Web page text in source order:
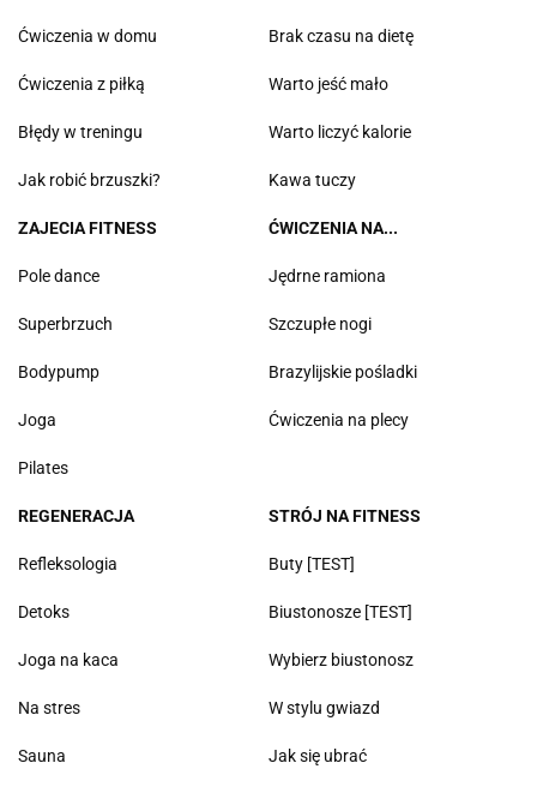
Ćwiczenia w domu
Ćwiczenia z piłką
Błędy w treningu
Jak robić brzuszki?
Brak czasu na dietę
Warto jeść mało
Warto liczyć kalorie
Kawa tuczy
ZAJECIA FITNESS
Pole dance
Superbrzuch
Bodypump
Joga
Pilates
ĆWICZENIA NA...
Jędrne ramiona
Szczupłe nogi
Brazylijskie pośladki
Ćwiczenia na plecy
REGENERACJA
Refleksologia
Detoks
Joga na kaca
Na stres
Sauna
STRÓJ NA FITNESS
Buty [TEST]
Biustonosze [TEST]
Wybierz biustonosz
W stylu gwiazd
Jak się ubrać